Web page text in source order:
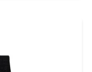
met dure,